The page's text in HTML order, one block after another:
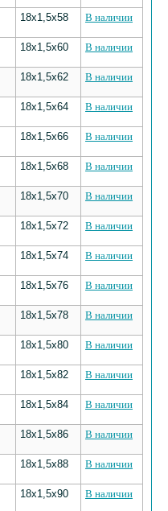
18х1,5х58 В наличии
18х1,5х60 В наличии
18х1,5х62 В наличии
18х1,5х64 В наличии
18х1,5х66 В наличии
18х1,5х68 В наличии
18х1,5х70 В наличии
18х1,5х72 В наличии
18х1,5х74 В наличии
18х1,5х76 В наличии
18х1,5х78 В наличии
18х1,5х80 В наличии
18х1,5х82 В наличии
18х1,5х84 В наличии
18х1,5х86 В наличии
18х1,5х88 В наличии
18х1,5х90 В наличии